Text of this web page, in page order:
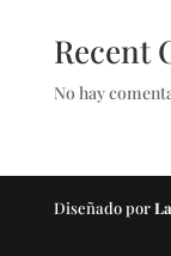
Recent
No hay
Diseñado por